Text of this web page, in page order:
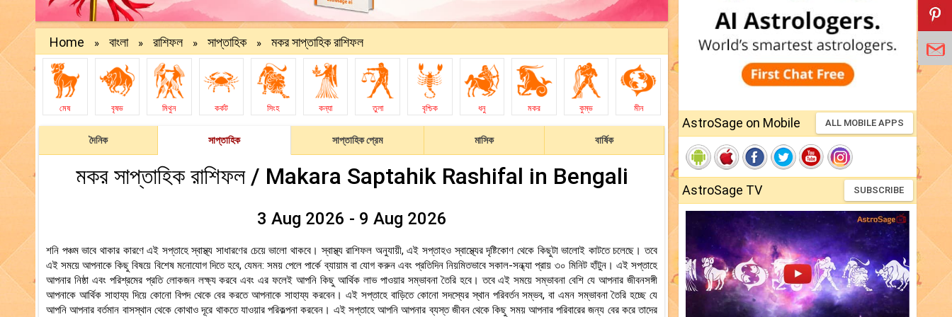
Home » বাংলা » রাশিফল » সাপ্তাহিক » মকর সাপ্তাহিক রাশিফল
মেষ বৃষভ মিথুন কর্কট সিংহ কন্যা তুলা বৃশ্চিক ধনু মকর কুম্ভ মীন
দৈনিক সাপ্তাহিক সাপ্তাহিক প্রেম মাসিক বার্ষিক
মকর সাপ্তাহিক রাশিফল / Makara Saptahik Rashifal in Bengali
3 Aug 2026 - 9 Aug 2026
শনি পঞ্চম ভাবে থাকার কারণে এই সপ্তাহে স্বাস্থ্য সাধারণের চেয়ে ভালো থাকবে। স্বাস্থ্য রাশিফল অনুযায়ী, এই সপ্তাহও স্বাস্থ্যের দৃষ্টিকোণ থেকে কিছুটা ভালোই কাটতে চলেছে। তবে
এই সময়ে আপনাকে কিছু বিষয়ে বিশেষ মনোযোগ দিতে হবে, যেমন: সময় পেলে পার্কে ব্যায়াম বা যোগ করুন এবং প্রতিদিন নিয়মিতভাবে সকাল-সন্ধ্যা প্রায় ৩০ মিনিট হাঁটুন। এই সপ্তাহে
আপনার নিষ্ঠা এবং পরিশ্রমের প্রতি লোকজন লক্ষ্য করবে এবং এর ফলেই আপনি কিছু আর্থিক লাভ পাওয়ার সম্ভাবনা তৈরি হবে। তবে এই সময়ে সম্ভাবনা বেশি যে আপনার জীবনসঙ্গী
আপনাকে আর্থিক সাহায্য দিয়ে কোনো বিপদ থেকে বের করতে আপনাকে সাহায্য করবেন। এই সপ্তাহে বাড়িতে কোনো সদস্যের স্থান পরিবর্তন সম্ভব, বা এমন সম্ভাবনা তৈরি হচ্ছে যে
আপনি আপনার বর্তমান বাসস্থান থেকে কোথাও দূরে থাকতে যাওয়ার পরিকল্পনা করবেন। এই সপ্তাহে আপনি আপনার ব্যস্ত জীবন থেকে কিছু সময় আপনার পরিবারের জন্য বের করে তাদের
AstroSage on Mobile ALL MOBILE APPS
AstroSage TV SUBSCRIBE